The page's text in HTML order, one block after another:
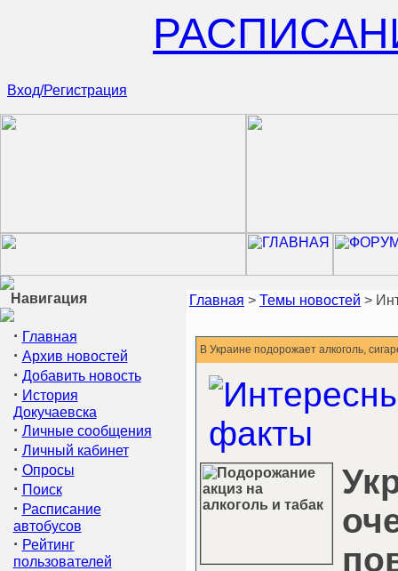
Вход/Регистрация
Навигация
· Главная
· Архив новостей
· Добавить новость
· История
Докучаевска
· Личные сообщения
· Личный кабинет
· Опросы
· Поиск
· Расписание
автобусов
· Рейтинг
пользователей
Главная > Темы новостей >
В Украине подорожает алкоголь,